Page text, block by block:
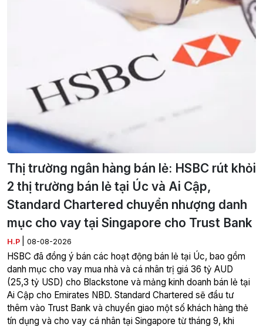
Thị trường ngân hàng bán lẻ: HSBC rút khỏi
2 thị trường bán lẻ tại Úc và Ai Cập,
Standard Chartered chuyển nhượng danh
mục cho vay tại Singapore cho Trust Bank
H.P 08-08-2026
HSBC đã đồng ý bán các hoạt động bán lẻ tại Úc, bao gồm
danh mục cho vay mua nhà và cá nhân trị giá 36 tỷ AUD
(25,3 tỷ USD) cho Blackstone và mảng kinh doanh bán lẻ tại
Ai Cập cho Emirates NBD. Standard Chartered sẽ đầu tư
thêm vào Trust Bank và chuyển giao một số khách hàng thẻ
tín dụng và cho vay cá nhân tại Singapore từ tháng 9, khi